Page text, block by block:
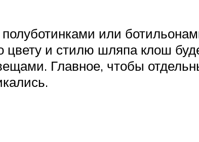
или
цвету и стилю шляпа клош
Главное, чтобы